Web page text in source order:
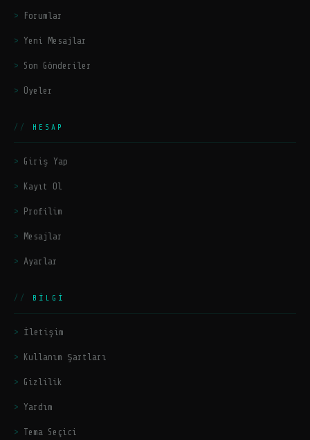
Forumlar
Yeni Mesajlar
Son Gönderiler
Üyeler
HESAP
Giriş Yap
Kayıt Ol
Profilim
Mesajlar
Ayarlar
BILGI
İletişim
Kullanım Şartları
Gizlilik
Yardım
Tema Seçici